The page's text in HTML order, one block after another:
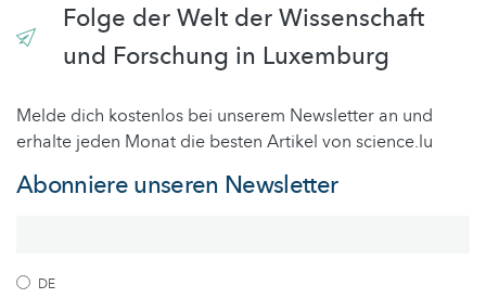
Folge der Welt der Wissenschaft
und Forschung in Luxemburg
Melde dich kostenlos bei unserem Newsletter an und
erhalte jeden Monat die besten Artikel von science.lu
Abonniere unseren Newsletter
DE